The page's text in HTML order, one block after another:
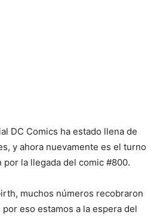
DC Comics ha estado llena de
y ahora nuevamente es el turno
por la llegada del comic #800.
muchos números recobraron
eso estamos a la espera del